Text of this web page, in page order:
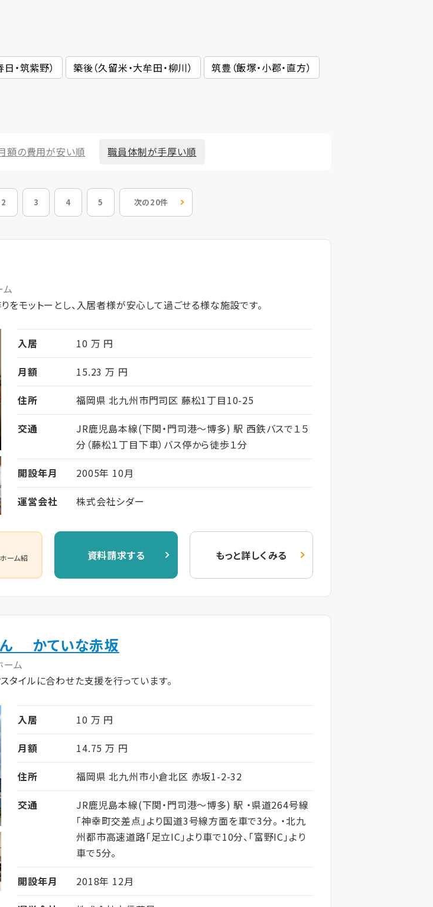
・筑紫野） 築後（久留米・大牟田・柳川） 筑豊（飯塚・小郡・直方）
額の費用が安い順 職員体制が手厚い順
2 3 4 5 次の20件
をモットーとし、入居者様が安心して過ごせる様な施設です。
入居
10 万 円
月額
15.23 万 円
住所
福岡県 北九州市門司区 藤松1丁目10-25
交通
JR鹿児島本線(下関・門司港～博多) 駅 西鉄バスで１５
分（藤松１丁目下車）バス停から徒歩１分
開設年月
2005年 10月
運営会社
株式会社シダー
ーム紹
資料請求する もっと詳しくみる
ん かていな赤坂
ム
タイルに合わせた支援を行っています。
入居
10 万 円
月額
14.75 万 円
住所
福岡県 北九州市小倉北区 赤坂1-2-32
交通
JR鹿児島本線(下関・門司港～博多) 駅 ・県道264号線
「神幸町交差点」より国道3号線方面を車で3分。 ・北九
州都市高速道路「足立IC」より車で10分、「富野IC」より
車で5分。
開設年月
2018年 12月